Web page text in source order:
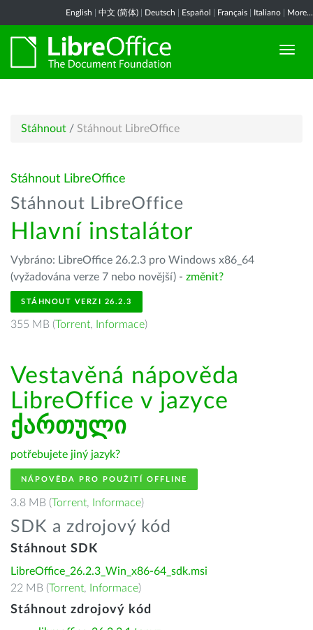
English 中文 (简体) Deutsch Español Français Italiano More...
Stáhnout / Stáhnout LibreOffice
Stáhnout LibreOffice
Stáhnout LibreOffice
Hlavní instalátor
Vybráno: LibreOffice 26.2.3 pro Windows x86_64
(vyžadována verze 7 nebo novější) - změnit?
STÁHNOUT VERZI 26.2.3
355 MB (Torrent, Informace)
Vestavěná nápověda
LibreOffice v jazyce
ქართული
potřebujete jiný jazyk?
NÁPOVĚDA PRO POUŽITÍ OFFLINE
3.8 MB (Torrent, Informace)
SDK a zdrojový kód
Stáhnout SDK
LibreOffice_26.2.3_Win_x86-64_sdk.msi
22 MB (Torrent, Informace)
Stáhnout zdrojový kód